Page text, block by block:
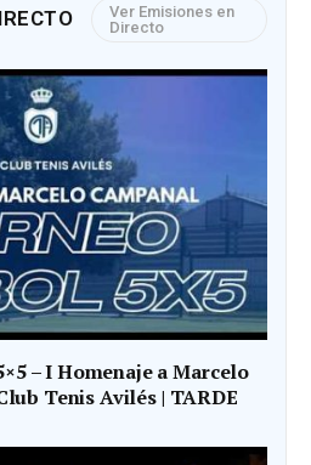
Ver Emisiones en
Directo
– I Homenaje a Marcelo
Tenis Avilés | TARDE